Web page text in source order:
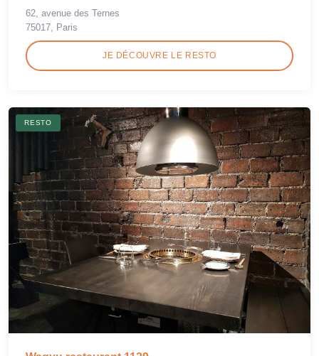
62, avenue des Ternes
75017, Paris
JE DÉCOUVRE LE RESTO
RESTO